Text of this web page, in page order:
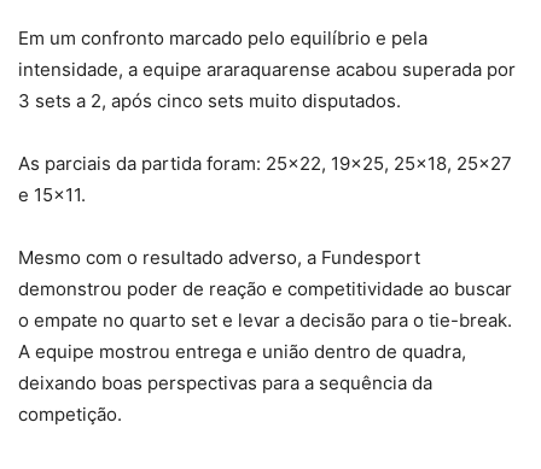
Em um confronto marcado pelo equilíbrio e pela
intensidade, a equipe araraquarense acabou superada por
3 sets a 2, após cinco sets muito disputados.
As parciais da partida foram: 25×22, 19×25, 25×18, 25×27
e 15×11.
Mesmo com o resultado adverso, a Fundesport
demonstrou poder de reação e competitividade ao buscar
o empate no quarto set e levar a decisão para o tie-break.
A equipe mostrou entrega e união dentro de quadra,
deixando boas perspectivas para a sequência da
competição.